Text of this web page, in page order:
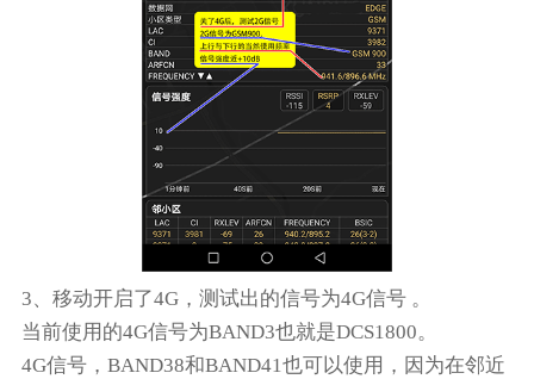
3、移动开启了4G，测试出的信号为4G信号 。
当前使用的4G信号为BAND3也就是DCS1800。
4G信号，BAND38和BAND41也可以使用，因为在邻近